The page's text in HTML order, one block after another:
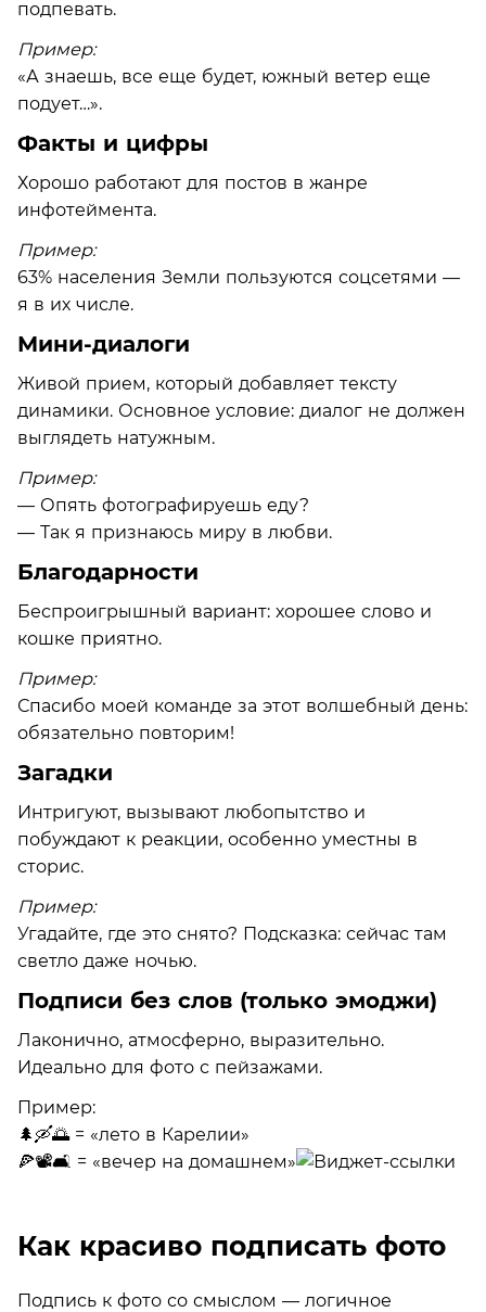
подпевать.
Пример:
«А знаешь, все еще будет, южный ветер еще
подует…».
Факты и цифры
Хорошо работают для постов в жанре
инфотеймента.
Пример:
63% населения Земли пользуются соцсетями —
я в их числе.
Мини-диалоги
Живой прием, который добавляет тексту
динамики. Основное условие: диалог не должен
выглядеть натужным.
Пример:
— Опять фотографируешь еду?
— Так я признаюсь миру в любви.
Благодарности
Беспроигрышный вариант: хорошее слово и
кошке приятно.
Пример:
Спасибо моей команде за этот волшебный день:
обязательно повторим!
Загадки
Интригуют, вызывают любопытство и
побуждают к реакции, особенно уместны в
сторис.
Пример:
Угадайте, где это снято? Подсказка: сейчас там
светло даже ночью.
Подписи без слов (только эмоджи)
Лаконично, атмосферно, выразительно.
Идеально для фото с пейзажами.
Пример:
🌲🛶🌅 = «лето в Карелии»
🍕📽️🛋️ = «вечер на домашнем»
Как красиво подписать фото
Подпись к фото со смыслом — логичное